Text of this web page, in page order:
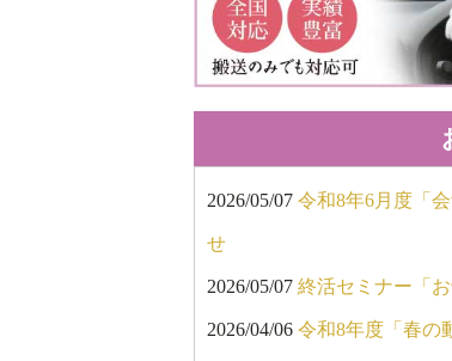
2026/05/07 令和8年6月度「
せ
2026/05/07 終活セミナー「
2026/04/06 令和8年度「春の